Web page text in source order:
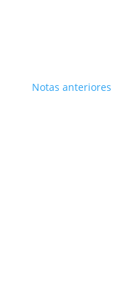
Notas anteriores